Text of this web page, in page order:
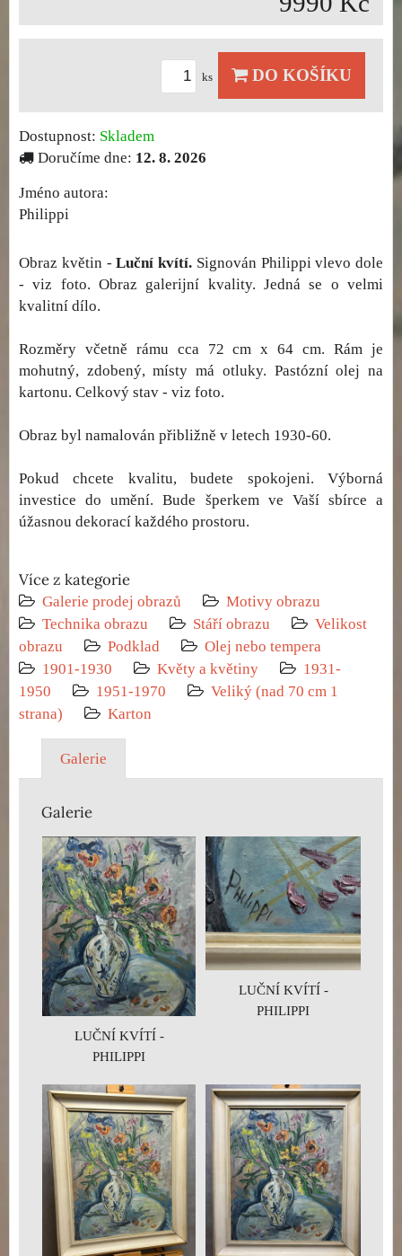
ks DO KOŠÍKU
Dostupnost: Skladem
Doručíme dne: 12. 8. 2026
Jméno autora:
Philippi
Obraz květin -Luční kvítí. Signován Philippi vlevo dole
- viz foto. Obraz galerijní kvality. Jedná se o velmi
kvalitní dílo.
Rozměry včetně rámu cca 72 cm x 64 cm. Rám je
mohutný, zdobený, místy má otluky. Pastózní olej na
kartonu. Celkový stav - viz foto.
Obraz byl namalován přibližně v letech 1930-60.
Pokud chcete kvalitu, budete spokojeni. Výborná
investice do umění. Bude šperkem ve Vaší sbírce a
úžasnou dekorací každého prostoru.
Více z kategorie
Galerie prodej obrazů
Motivy obrazu
Technika obrazu
Stáří obrazu
Velikost
obrazu
Podklad
Olej nebo tempera
1901-1930
Květy a květiny
1931-
1950
1951-1970
Veliký (nad 70 cm 1
strana)
Karton
Galerie
Galerie
LUČNÍ KVÍTÍ -
PHILIPPI
LUČNÍ KVÍTÍ -
PHILIPPI